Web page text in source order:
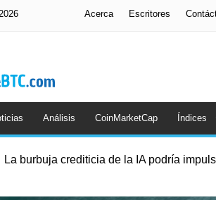
Acerca Escritores
Análisis CoinMarketCap Índices
La burbuja crediticia de la IA podría